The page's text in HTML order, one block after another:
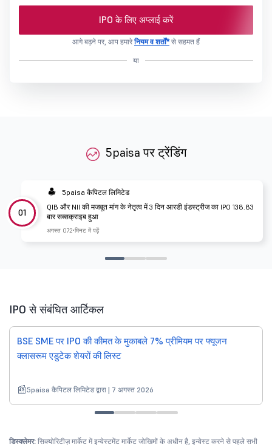
IPO के लिए अप्लाई करें
आगे बढ़ने पर, आप हमारेनियम व शर्तों*से सहमत हैं
या
5paisa पर ट्रेंडिंग
01
5paisa कैपिटल लिमिटेड
QIB और NII की मजबूत मांग के नेतृत्व में 3 दिन आरडी इंडस्ट्रीज का IPO 138.83
बार सब्सक्राइब हुआ
अगस्त 072 मिनट में पढ़ें
IPO से संबंधित आर्टिकल
BSE SME पर IPO की कीमत के मुकाबले 7% प्रीमियम पर फ्यूजन
क्लासरूम एडुटेक शेयरों की लिस्ट
5paisa कैपिटल लिमिटेड द्वारा | 7 अगस्त 2026
डिस्क्लेमर: सिक्योरिटीज़ मार्केट में इन्वेस्टमेंट मार्केट जोखिमों के अधीन है, इन्वेस्ट करने से पहले सभी